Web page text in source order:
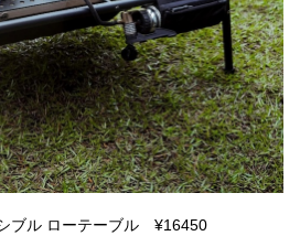
ブル ローテーブル ¥16450